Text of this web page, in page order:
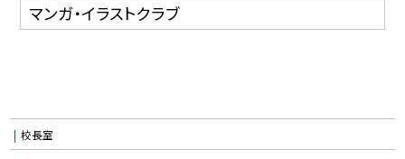
マンガ・イラストクラブ
校長室